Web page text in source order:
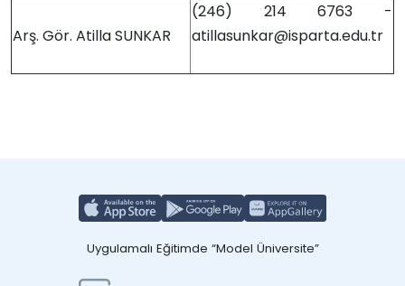
Arş. Gör. Atilla SUNKAR
(246) 214 6763 -
atillasunkar@isparta.edu.tr
Uygulamalı Eğitimde “Model Üniversite”